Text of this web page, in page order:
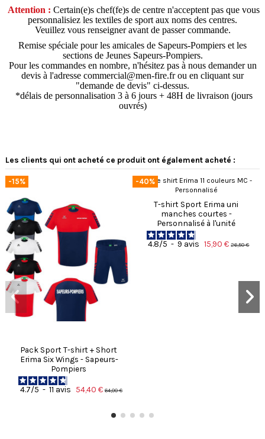
Attention : Certain(e)s chef(fe)s de centre n'acceptent pas que vous
personnalisiez les textiles de sport aux noms des centres.
Veuillez vous renseigner avant de passer commande.
Remise spéciale pour les amicales de Sapeurs-Pompiers et les
sections de Jeunes Sapeurs-Pompiers.
Pour les commandes en nombre, n'hésitez pas à nous demander un
devis à l'adresse commercial@men-fire.fr ou en cliquant sur
"demande de devis" ci-dessus.
*délais de personnalisation 3 à 6 jours + 48H de livraison (jours
ouvrés)
Les clients qui ont acheté ce produit ont également acheté :
-15%
Pack Sport T-shirt + Short
Erima Six Wings - Sapeurs-
Pompiers
4.7/5 - 11 avis 54,40 €64,00 €
-40%
T-shirt Sport Erima uni
manches courtes -
Personnalisé à l'unité
4.8/5 - 9 avis 15,90 €26,50 €